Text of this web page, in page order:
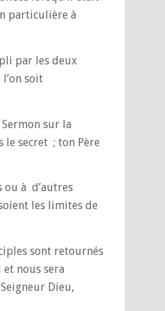
particulière à
par les deux
soit
sur la
secret ; ton Père
ou à d’autres
les limites de
sont retournés
et nous sera
Dieu,